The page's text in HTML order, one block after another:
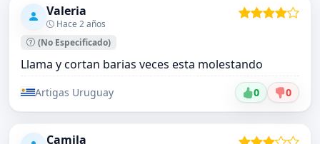
Valeria
Hace 2 años
(No Especificado)
Llama y cortan barias veces esta molestando
Artigas Uruguay 0 0
Camila